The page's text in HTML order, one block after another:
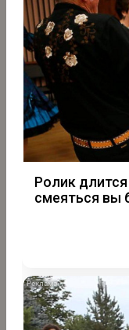
Ролик
смеяться вы